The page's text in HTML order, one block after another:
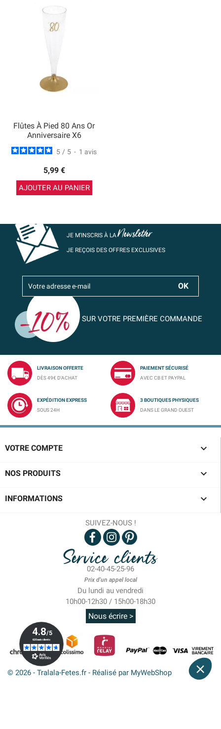
Flûtes À Pied 80 Ans Or
Anniversaire X6
5 / 5 - 1 avis
5,99 €
AJOUTER AU PANIER
JE M’INSCRIS À LANewsletter
JE REÇOIS DES OFFRES EXCLUSIVES
SUR VOTRE PREMIÈRE COMMANDE
LIVRAISON OFFERTE
DÈS 49€ D'ACHAT
PAIEMENT SÉCURISÉ
AVEC CB ET PAYPAL
EXPÉDITION EXPRESS
SOUS 24H
3 BOUTIQUES PHYSIQUES
DANS LE GRAND OUEST
VOTRE COMPTE 
NOS PRODUITS 
INFORMATIONS 
SUIVEZ-NOUS !
Service clients
02-40-45-25-96
Prix d'un appel local
Du lundi au vendredi
10h00-12h30 / 15h00-18h30
Nous écrire >
© 2026 - Tralala-Fetes.fr - Réalisé par MyWebShop